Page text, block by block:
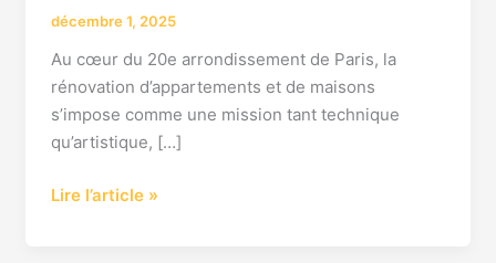
décembre 1, 2025
Au cœur du 20e arrondissement de Paris, la
rénovation d’appartements et de maisons
s’impose comme une mission tant technique
qu’artistique, […]
Lire l’article »